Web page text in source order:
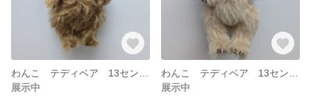
展示中
展示中